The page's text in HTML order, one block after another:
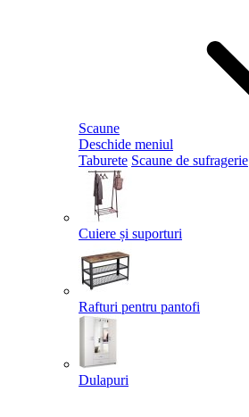
Scaune
Deschide meniul
Taburete Scaune de sufragerie
Cuiere și suporturi
Rafturi pentru pantofi
Dulapuri